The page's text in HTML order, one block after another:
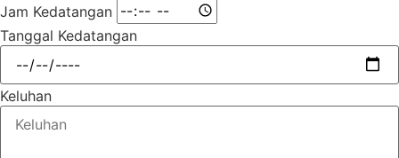
Jam Kedatangan
Tanggal Kedatangan
Keluhan